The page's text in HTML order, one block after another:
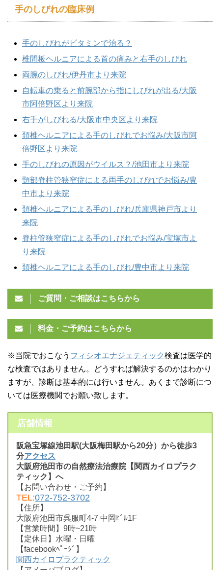
手のしびれの臨床例
手のしびれがビタミンで治る？
椎間板ヘルニアによる首の痛みと右手のしびれ
両腕のしびれ/伊丹市より来院
自転車の乗ると前腕部から指にしびれが出る/大阪
市阿倍野区より来院
右手がしびれる/大阪市中央区より来院
頚椎ヘルニアによる手のしびれでお悩み/大阪市阿
倍野区より来院
手のしびれの原因がウイルス？/池田市より来院
頸部脊柱管狭窄症による両手のしびれでお悩み/豊
中市より来院
頚椎ヘルニアによる手のしびれ/兵庫県神戸市より
来院
脊柱管狭窄症による手のしびれでお悩み/宝塚市よ
り来院
頚椎ヘルニアによる手のしびれ/豊中市より来院
ご質問・ご相談はこちらから
料金・ご予約はこちらから
※当院でおこなう フィシオエナジェティック検査は医学的
な検査ではありません。どうすれば解決するのかはわかり
ますが、診断は基本的には行いません。あくまで診断につ
いては医療機関でお願い致します。
店舗情報
阪急宝塚線池田駅(大阪梅田駅から20分）から徒歩3
分アクセス
大阪府池田市の自然療法治療院【関西カイロプラク
ティック】へ
【お問い合わせ・ご予約】
TEL:072-752-3702
【住所】
大阪府池田市呉服町4-7 中岡ﾋﾞﾙ1F
【営業時間】9時~21時
【定休日】水曜・日曜
【facebookﾍﾟｰｼﾞ】
関西カイロプラクティック